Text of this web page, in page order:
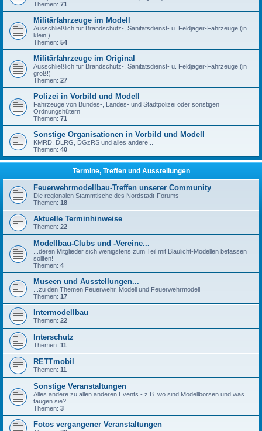
Themen: 71
Militärfahrzeuge im Modell
Ausschließlich für Brandschutz-, Sanitätsdienst- u. Feldjäger-Fahrzeuge (in
klein!)
Themen: 54
Militärfahrzeuge im Original
Ausschließlich für Brandschutz-, Sanitätsdienst- u. Feldjäger-Fahrzeuge (in
groß!)
Themen: 27
Polizei in Vorbild und Modell
Fahrzeuge von Bundes-, Landes- und Stadtpolizei oder sonstigen
Ordnungshütern
Themen: 71
Sonstige Organisationen in Vorbild und Modell
KMRD, DLRG, DGzRS und alles andere...
Themen: 40
Termine, Treffen und Ausstellungen
Feuerwehrmodellbau-Treffen unserer Community
Die regionalen Stammtische des Nordstadt-Forums
Themen: 18
Aktuelle Terminhinweise
Themen: 22
Modellbau-Clubs und -Vereine...
...deren Mitglieder sich wenigstens zum Teil mit Blaulicht-Modellen befassen
sollten!
Themen: 4
Museen und Ausstellungen...
...zu den Themen Feuerwehr, Modell und Feuerwehrmodell
Themen: 17
Intermodellbau
Themen: 22
Interschutz
Themen: 11
RETTmobil
Themen: 11
Sonstige Veranstaltungen
Alles andere zu allen anderen Events - z.B. wo sind Modellbörsen und was
taugen sie?
Themen: 3
Fotos vergangener Veranstaltungen